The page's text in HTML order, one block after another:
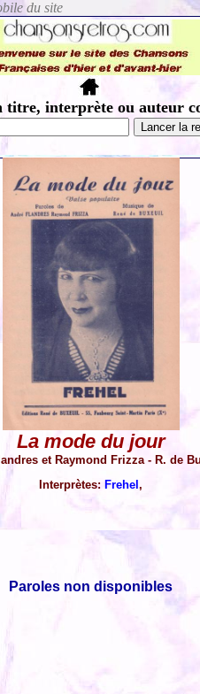
titre, interprète ou auteur
La mode du jour
et Raymond Frizza - R. de
Interprètes:Frehel,
Paroles non disponibles